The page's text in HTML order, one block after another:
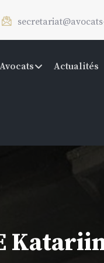
Avocats Actualités